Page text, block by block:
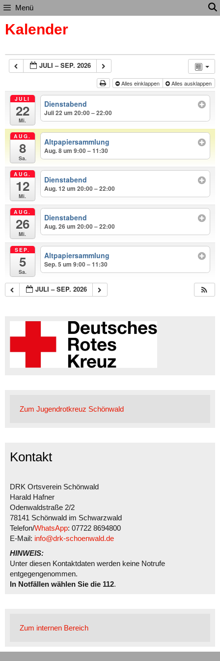
Zum
Inhalt
springen
Menü
Kalender
JULI – SEP. 2026
Alles einklappen Alles ausklappen
JULI
22
Mi.
Dienstabend
Juli 22 um 20:00 – 22:00
AUG.
8
Sa.
Altpapiersammlung
Aug. 8 um 9:00 – 11:30
AUG.
12
Mi.
Dienstabend
Aug. 12 um 20:00 – 22:00
AUG.
26
Mi.
Dienstabend
Aug. 26 um 20:00 – 22:00
SEP.
5
Sa.
Altpapiersammlung
Sep. 5 um 9:00 – 11:30
JULI – SEP. 2026
Zum Jugendrotkreuz Schönwald
Kontakt
DRK Ortsverein Schönwald
Harald Hafner
Odenwaldstraße 2/2
78141 Schönwald im Schwarzwald
Telefon/WhatsApp: 07722 8694800
E-Mail: info@drk-schoenwald.de
HINWEIS:
Unter diesen Kontaktdaten werden keine Notrufe
entgegengenommen.
In Notfällen wählen Sie die 112.
Zum internen Bereich